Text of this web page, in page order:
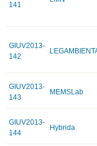
141
GIUV2013-
142
GIUV2013-
143
MEMSLab
GIUV2013-
144
Hybrida